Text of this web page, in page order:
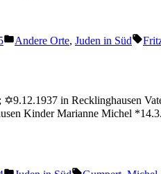
Veröffentlicht
Andere Orte, Juden in Süd
in Recklinghausen
Kinder Marianne Michel